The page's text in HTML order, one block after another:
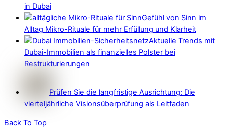
in Dubai
Gefühl von Sinn im
Alltag Mikro-Rituale für mehr Erfüllung und Klarheit
Aktuelle Trends mit
Dubai-Immobilien als finanzielles Polster bei
Restrukturierungen
Prüfen Sie die langfristige Ausrichtung: Die
vierteljährliche Visionsüberprüfung als Leitfaden
Back To Top